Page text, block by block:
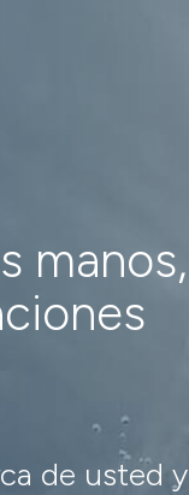
manos,
de usted y